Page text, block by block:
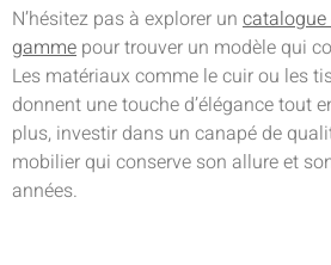
N’hésitez pas à explorer un
gamme pour trouver un modèle qui
Les matériaux comme le cuir ou les
donnent une touche d’élégance tout
plus, investir dans un canapé de
mobilier qui conserve son allure et
années.